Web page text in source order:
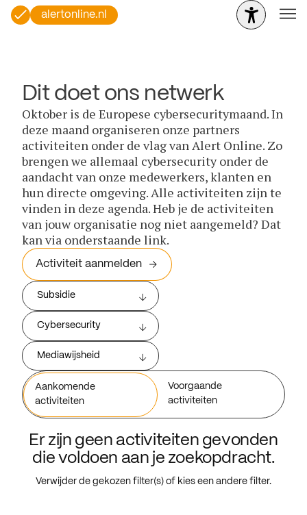
alertonline.nl
Dit doet ons netwerk
Oktober is de Europese cybersecuritymaand. In
deze maand organiseren onze partners
activiteiten onder de vlag van Alert Online. Zo
brengen we allemaal cybersecurity onder de
aandacht van onze medewerkers, klanten en
hun directe omgeving. Alle activiteiten zijn te
vinden in deze agenda. Heb je de activiteiten
van jouw organisatie nog niet aangemeld? Dat
kan via onderstaande link.
Activiteit aanmelden
Subsidie
Cybersecurity
Mediawijsheid
Aankomende
activiteiten
Voorgaande
activiteiten
Er zijn geen activiteiten gevonden
die voldoen aan je zoekopdracht.
Verwijder de gekozen filter(s) of kies een andere filter.